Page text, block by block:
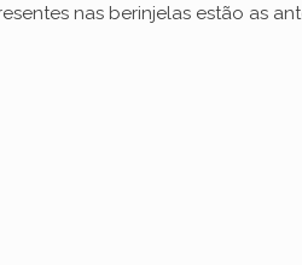
nas berinjelas estão as